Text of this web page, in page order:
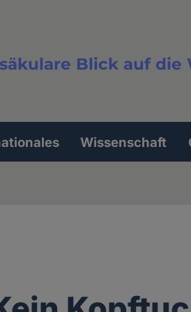
Blick auf die
Wissenschaft